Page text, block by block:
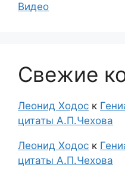
Видео
Свежие
Леонид Ходос к
цитаты А.П.Чехова
Леонид Ходос к
цитаты А.П.Чехова